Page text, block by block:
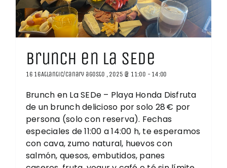
Brunch en La SEDe
16 16Atlantic/Canary agosto , 2025 @ 11:00 - 14:00
Brunch en La SEDe – Playa Honda Disfruta
de un brunch delicioso por solo 28 € por
persona (solo con reserva). Fechas
especiales de 11:00 a 14:00 h, te esperamos
con cava, zumo natural, huevos con
salmón, quesos, embutidos, panes